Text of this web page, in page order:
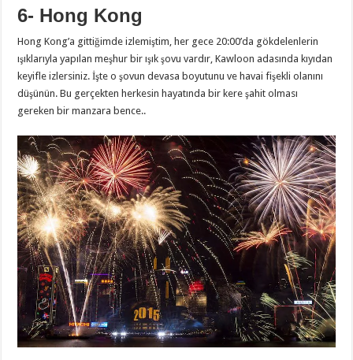
6- Hong Kong
Hong Kong’a gittiğimde izlemiştim, her gece 20:00’da gökdelenlerin
ışıklarıyla yapılan meşhur bir ışık şovu vardır, Kawloon adasında kıyıdan
keyifle izlersiniz. İşte o şovun devasa boyutunu ve havai fişekli olanını
düşünün. Bu gerçekten herkesin hayatında bir kere şahit olması
gereken bir manzara bence..